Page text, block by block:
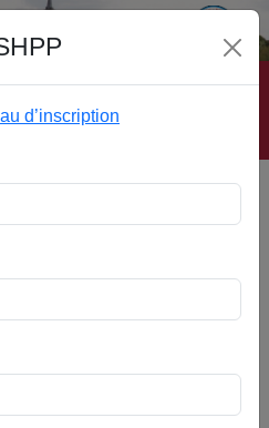
| Editeurs | Rubriques |
Clefs | Contact
d’inscription